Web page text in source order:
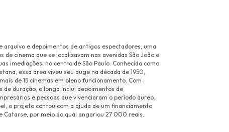
arquivo e depoimentos de antigos espectadores, uma
de cinema que se localizavam nas avenidas São João e
imediações, no centro de São Paulo. Conhecida como
essa área viveu seu auge na década de 1950,
de 15 cinemas em pleno funcionamento. Com
de duração, o longa inclui depoimentos de
e pessoas que vivenciaram o período áureo.
o projeto contou com a ajuda de um financiamento
Catarse, por meio do qual angariou 27 000 reais.